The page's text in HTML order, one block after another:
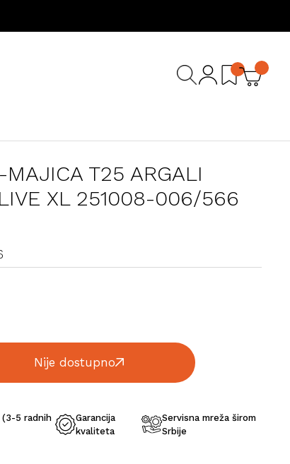
MAJICA T25 ARGALI
XL 251008-006/566
Nije dostupno
(3-5 radnih
Garancija
kvaliteta
Servisna mreža širom
Srbije